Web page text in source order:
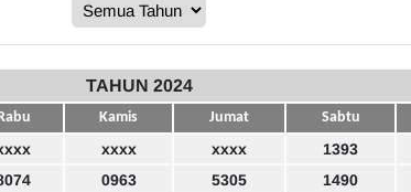
TAHUN 2024
Kamis Jumat Sabtu
xxxx xxxx 1393
0963 5305 1490